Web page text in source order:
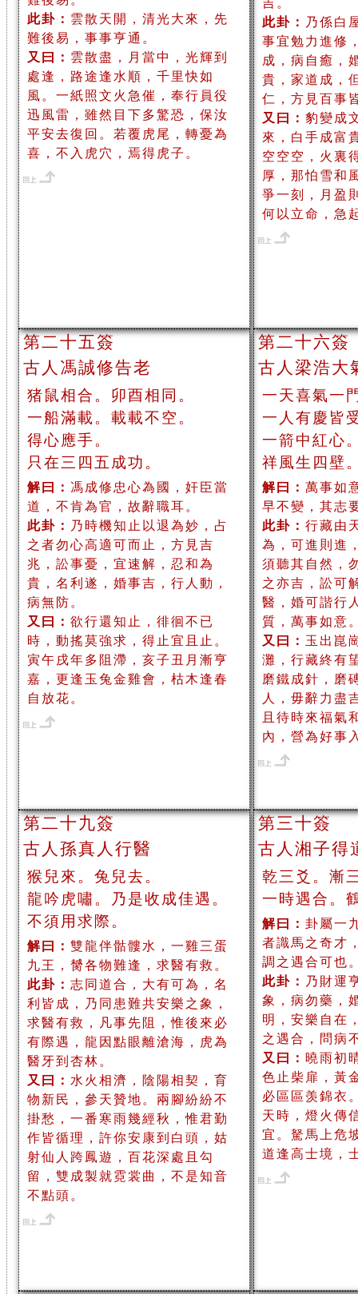
此卦： 雲散天開，清光大來，先
難後易，事事亨通。
又曰： 雲散盡，月當中，光輝到
處逢，路途逢水順，千里快如
風。一紙照文火急催，奉行員役
迅風雷，雖然目下多驚恐，保汝
平安去復回。若覆虎尾，轉憂為
喜，不入虎穴，焉得虎子。
吉。
此卦： 乃係白
事宜勉力進修
成，病自癒，
貴，家道成，
仁，方見百事
又曰： 豹變成
來，白手成富
空空空，火裏
厚，那怕雪和
爭一刻，月盈
何以立命，急
第二十五簽
古人馮誠修告老
猪鼠相合。卯酉相同。
一船滿載。載載不空。
得心應手。
只在三四五成功。
解曰： 馮成修忠心為國，奸臣當
道，不肯為官，故辭職耳。
此卦： 乃時機知止以退為妙，占
之者勿心高適可而止，方見吉
兆，訟事憂，宜速解，忍和為
貴，名利遂，婚事吉，行人動，
病無防。
又曰： 欲行還知止，徘徊不已
時，動搖莫強求，得止宜且止。
寅午戌年多阻滯，亥子丑月漸亨
嘉，更逢玉兔金雞會，枯木逢春
自放花。
第二十六簽
古人梁浩大
一天喜氣一
一人有慶皆
一箭中紅心
祥風生四壁
解曰： 萬事如
早不變，其志
此卦： 行藏由
為，可進則進
須聽其自然，
之亦吉，訟可
醫，婚可諧行
質，萬事如意
又曰： 玉出崑
灘，行藏終有
磨鐵成針，磨
人，毋辭力盡
且待時來福氣
內，營為好事
第二十九簽
古人孫真人行醫
猴兒來。兔兒去。
龍吟虎嘯。乃是收成佳遇。
不須用求際。
解曰： 雙龍伴骷髏水，一雞三蛋
九王，膥各物難逢，求醫有救。
此卦： 志同道合，大有可為，名
利皆成，乃同患難共安樂之象，
求醫有救，凡事先阻，惟後來必
有際遇，龍因點眼離滄海，虎為
醫牙到杏林。
又曰： 水火相濟，陰陽相契，育
物新民，參天贊地。兩腳紛紛不
掛愁，一番寒雨幾經秋，惟君勤
作皆循理，許你安康到白頭，姑
射仙人跨鳳遊，百花深處且勾
留，雙成製就霓裳曲，不是知音
不點頭。
第三十簽
古人湘子得
乾三爻。漸
一時遇合。
解曰： 卦屬一
者識馬之奇才
調之遇合可也
此卦： 乃財運
象，病勿藥，
明，安樂自在
之遇合，問病
又曰： 曉雨初
色止柴扉，黃
必區區羡錦衣
天時，燈火傳
宜。駑馬上危
道逢高士境，